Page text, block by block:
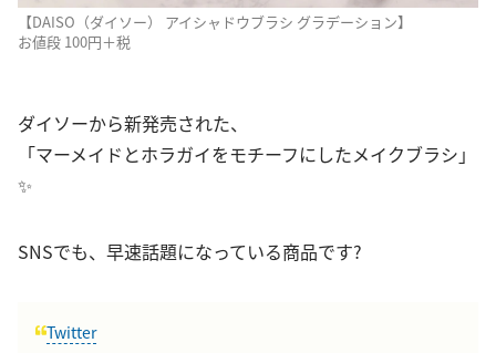
【DAISO（ダイソー） アイシャドウブラシ グラデーション】
お値段 100円＋税
ダイソーから新発売された、
「マーメイドとホラガイをモチーフにしたメイクブラシ」
✨
SNSでも、早速話題になっている商品です?
Twitter